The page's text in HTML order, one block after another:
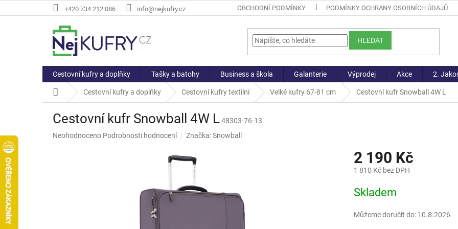
na
+420 734 212 086 info@nejkufry.cz OBCHODNÍ PODMÍNKY PODMÍNKY OCHRANY OSOBNÍCH ÚDAJŮ
HLEDAT
Cestovní kufry a doplňky Tašky a batohy Business a škola Galanterie Výprodej Akce 2.
Domů Cestovní kufry a doplňky Cestovní kufry textilní Velké kufry 67-81 cm Cestovní kufr Snowball 4W L
Cestovní kufr Snowball 4W L48303-76-13
Průměrné
Neohodnoceno Podrobnosti hodnocení Značka:Snowball
2 190 Kč
1 810 Kč bez DPH
cena:
Skladem
Můžeme doručit do: 10.8.2026